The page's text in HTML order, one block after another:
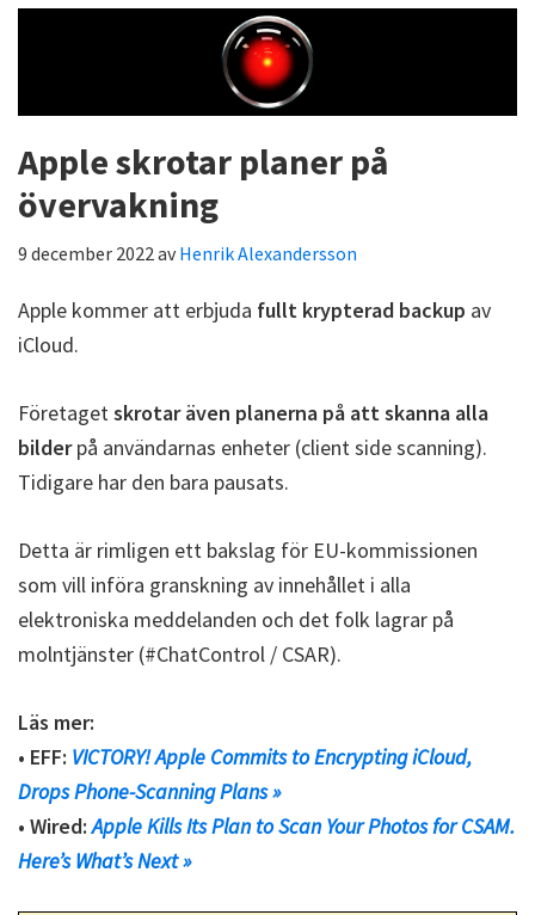
Apple skrotar planer på
övervakning
9 december 2022 avHenrik Alexandersson
Apple kommer att erbjuda fullt krypterad backup av
iCloud.
Företagetskrotar även planerna på att skanna alla
bilderpå användarnas enheter (client side scanning).
Tidigare har den bara pausats.
Detta är rimligen ett bakslag för EU-kommissionen
som vill införa granskning av innehållet i alla
elektroniska meddelanden och det folk lagrar på
molntjänster (#ChatControl / CSAR).
Läs mer:
• EFF: VICTORY! Apple Commits to Encrypting iCloud,
Drops Phone-Scanning Plans »
• Wired:Apple Kills Its Plan to Scan Your Photos for CSAM.
Here’s What’s Next »